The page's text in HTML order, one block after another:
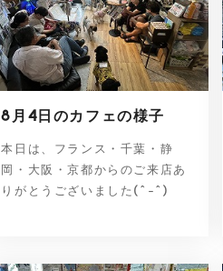
8月4日のカフェの様子
本日は、フランス・千葉・静
岡・大阪・京都からのご来店あ
りがとうございました(^-^)